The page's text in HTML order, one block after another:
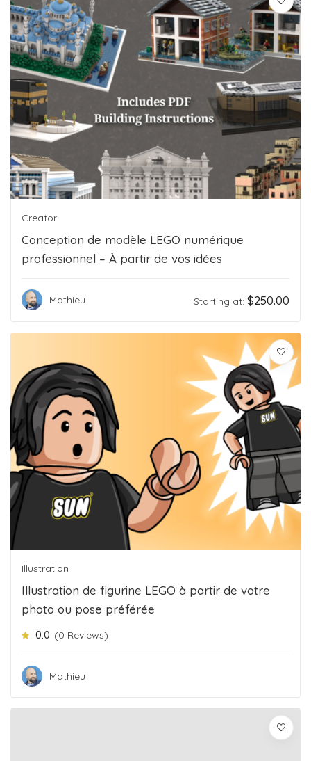
Creator
Conception de modèle LEGO numérique
professionnel – À partir de vos idées
Mathieu Starting at: $250.00
Illustration
Illustration de figurine LEGO à partir de votre
photo ou pose préférée
0.0 (0 Reviews)
Mathieu